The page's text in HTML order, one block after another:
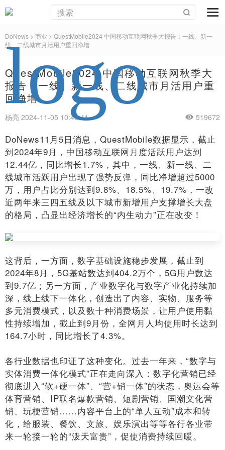
DoNews > 商业 > QuestMobile2024 中国移动互联网秋季大报告：一线、新一
线、二线城市月活用户重回净增
QuestMobile2024 中国移动互联网秋季大
报告：一线、新一线、二线城市月活用户重
回净增
杨亮 2024-11-05 10:43:41 519672
DoNews11月5日消息，QuestMobile数据显示，截止
到2024年9月，中国移动互联网月度活跃用户达到
12.44亿，同比增长1.7%，其中，一线、新一线、二
线城市活跃用户出现了强势反弹，同比净增超过5000
万，用户占比分别达到9.8%、18.5%、19.7%，一改
近两年来三四五线及以下城市新增用户支撑增长大盘
的格局，凸显出经济增长的“内生动力”正在改变！
这背后，一方面，数字基础设施稳步发展，截止到
2024年8月，5G基站数达到404.2万个，5G用户数达
到9.7亿；另一方面，产业数字化与数字产业化持续加
深，线上线下一体化，创造出了内容、实物、服务等
多元消费模式，以及数十种消费场景，让用户使用黏
性持续增加，截止到9月份，全网月人均使用时长达到
164.7小时，同比增长了4.3%。
各行业数据也印证了这种变化。过去一年来，“数字与
实体消费一体化模式”正在走向深入：数字化营销已经
彻底进入“软+硬一体”、“营+销一体”的状态，奥运会等
体育营销、IP联名爆款营销、短剧营销、国潮文化营
销、玩梗营销……内容平台上的“单人互动”成本和转
化，给服装、餐饮、文旅、娱乐演出等等各行各业带
来一轮接一轮的“泼天富贵”，促使消费持续回暖。